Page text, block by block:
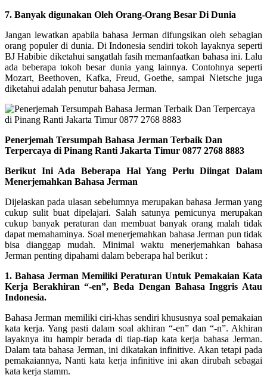
7. Banyak digunakan Oleh Orang-Orang Besar Di Dunia
Jangan lewatkan apabila bahasa Jerman difungsikan oleh sebagian
orang populer di dunia. Di Indonesia sendiri tokoh layaknya seperti
BJ Habibie diketahui sangatlah fasih memanfaatkan bahasa ini. Lalu
ada beberapa tokoh besar dunia yang lainnya. Contohnya seperti
Mozart, Beethoven, Kafka, Freud, Goethe, sampai Nietsche juga
diketahui adalah penutur bahasa Jerman.
Penerjemah Tersumpah Bahasa Jerman Terbaik Dan
Terpercaya di Pinang Ranti Jakarta Timur 0877 2768 8883
Berikut Ini Ada Beberapa Hal Yang Perlu Diingat Dalam
Menerjemahkan Bahasa Jerman
Dijelaskan pada ulasan sebelumnya merupakan bahasa Jerman yang
cukup sulit buat dipelajari. Salah satunya pemicunya merupakan
cukup banyak peraturan dan membuat banyak orang malah tidak
dapat memahaminya. Soal menerjemahkan bahasa Jerman pun tidak
bisa dianggap mudah. Minimal waktu menerjemahkan bahasa
Jerman penting dipahami dalam beberapa hal berikut :
1. Bahasa Jerman Memiliki Peraturan Untuk Pemakaian Kata
Kerja Berakhiran “-en”, Beda Dengan Bahasa Inggris Atau
Indonesia.
Bahasa Jerman memiliki ciri-khas sendiri khususnya soal pemakaian
kata kerja. Yang pasti dalam soal akhiran “-en” dan “-n”. Akhiran
layaknya itu hampir berada di tiap-tiap kata kerja bahasa Jerman.
Dalam tata bahasa Jerman, ini dikatakan infinitive. Akan tetapi pada
pemakaiannya, Nanti kata kerja infinitive ini akan dirubah sebagai
kata kerja stamm.